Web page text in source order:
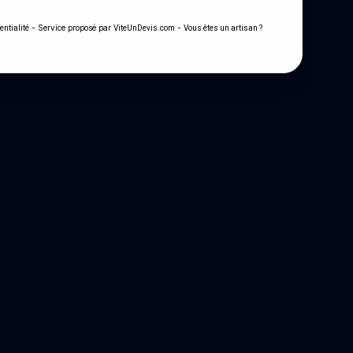
- Service proposé par ViteUnDevis.com - Vous êtes un artisan ?